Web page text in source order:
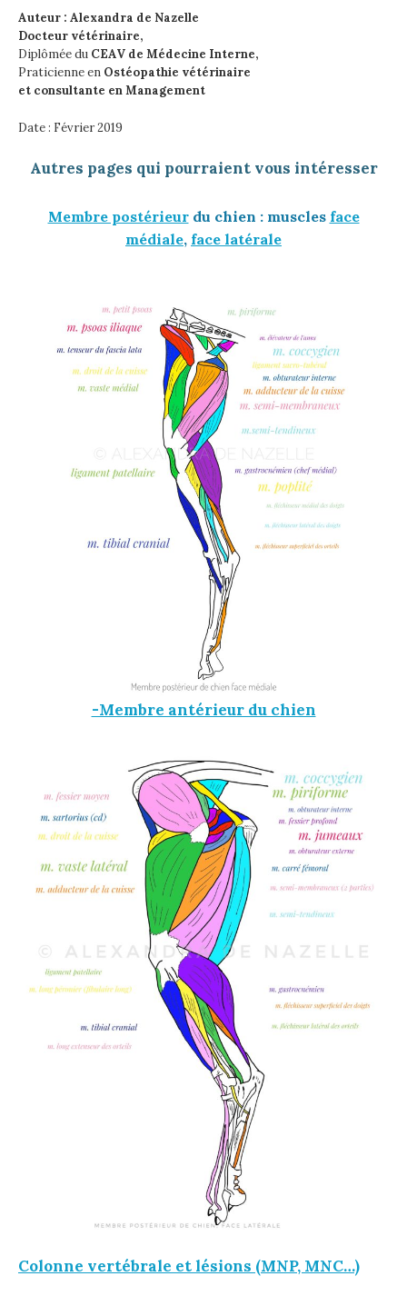
Auteur : Alexandra de Nazelle
Docteur vétérinaire,
Diplômée du CEAV de Médecine Interne,
Praticienne en Ostéopathie vétérinaire
et consultante en Management
Date : Février 2019
Autres pages qui pourraient vous intéresser
Membre postérieurdu chien : muscles face
médiale, face latérale
-Membre antérieur du chien
Colonne vertébrale et lésions (MNP, MNC…)